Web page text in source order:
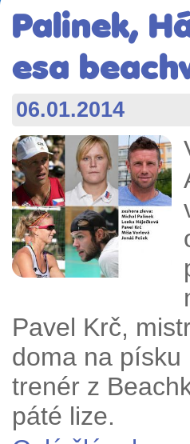
Palinek,
esa
06.01.2014
Pavel Krč, mistr
doma na
trenér z
páté lize.